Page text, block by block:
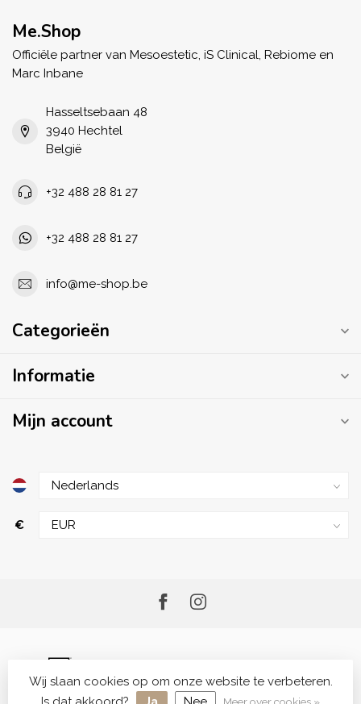
Me.Shop
Officiële partner van Mesoestetic, iS Clinical, Rebiome en
Marc Inbane
Hasseltsebaan 48
3940 Hechtel
België
+32 488 28 81 27
+32 488 28 81 27
info@me-shop.be
Categorieën
Informatie
Mijn account
€
© Copyright 2026 Me.Shop - Your Skincare Shop
Wij slaan cookies op om onze website te verbeteren.